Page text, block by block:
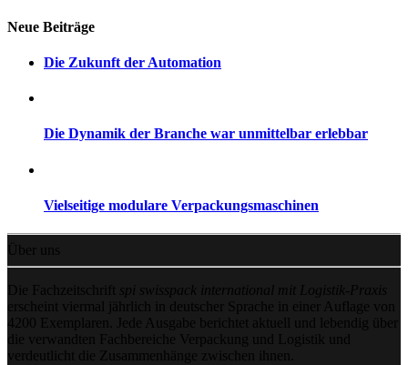
Neue Beiträge
Die Zukunft der Automation
Die Dynamik der Branche war unmittelbar erlebbar
Vielseitige modulare Verpackungsmaschinen
Über uns
Die Fachzeitschrift
spi swisspack international mit Logistik-Praxis
erscheint viermal jährlich in deutscher Sprache in einer Auflage von
4200 Exemplaren. Jede Ausgabe berichtet aktuell und lebendig über
die verwandten Fachbereiche Verpackung und Logistik und
verdeutlicht die Zusammenhänge zwischen ihnen.